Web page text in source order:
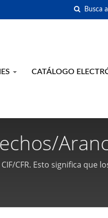
CATÁLOGO
|
CFR. Esto significa que